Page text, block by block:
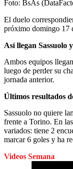
Foto: BsAs
El duelo
próximo domingo 17
Así llegan Sassuolo
Ambos equipos
luego de perder su
jornada anterior.
Últimos resultados
Sassuolo no quiere
frente a Torino. En
variados: tiene 2
marcar 6 goles y ha
Videos Semana